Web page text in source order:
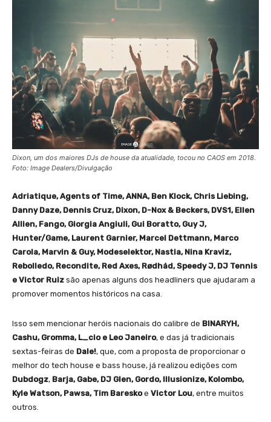
Dixon, um dos maiores DJs de house da atualidade, tocou no CAOS em 2018.
Foto: Image Dealers/Divulgação
Adriatique, Agents of Time, ANNA, Ben Klock, Chris Liebing,
Danny Daze, Dennis Cruz, Dixon, D-Nox & Beckers, DVS1, Ellen
Allien, Fango, Giorgia Angiuli, Gui Boratto, Guy J,
Hunter/Game, Laurent Garnier, Marcel Dettmann, Marco
Carola, Marvin & Guy, Modeselektor, Nastia, Nina Kraviz,
Rebolledo, Recondite, Red Axes, Rødhåd, Speedy J, DJ Tennis
e Victor Ruiz são apenas alguns dos headliners que ajudaram a
promover momentos históricos na casa.
Isso sem mencionar heróis nacionais do calibre de BINARYH,
Cashu, Gromma, L_cio e Leo Janeiro, e das já tradicionais
sextas-feiras de Dale!, que, com a proposta de proporcionar o
melhor do tech house e bass house, já realizou edições com
Dubdogz, Barja, Gabe, DJ Glen, Gordo, Illusionize, Kolombo,
Kyle Watson, Pawsa, Tim Bareskoe Victor Lou, entre muitos
outros.